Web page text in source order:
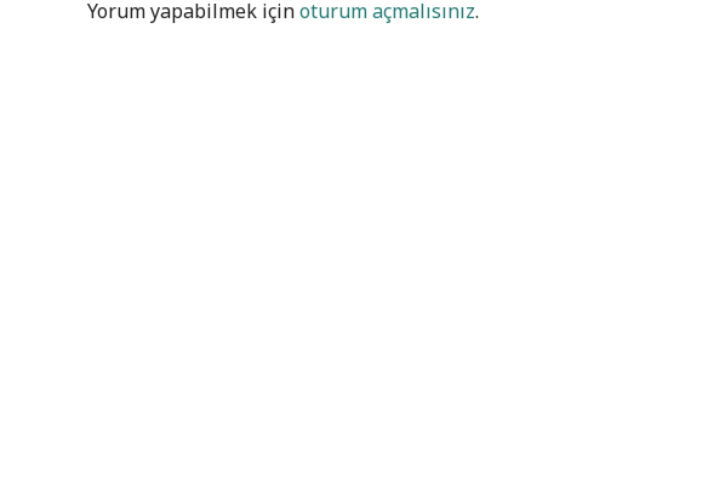
Yorum yapabilmek içinoturum açmalısınız.